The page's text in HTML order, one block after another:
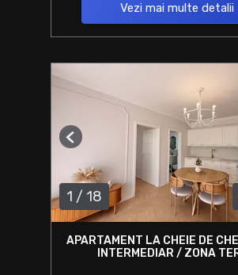
Vezi mai multe detalii
1 / 18
Previous
APARTAMENT LA CHEIE DE
INTERMEDIAR / ZONA